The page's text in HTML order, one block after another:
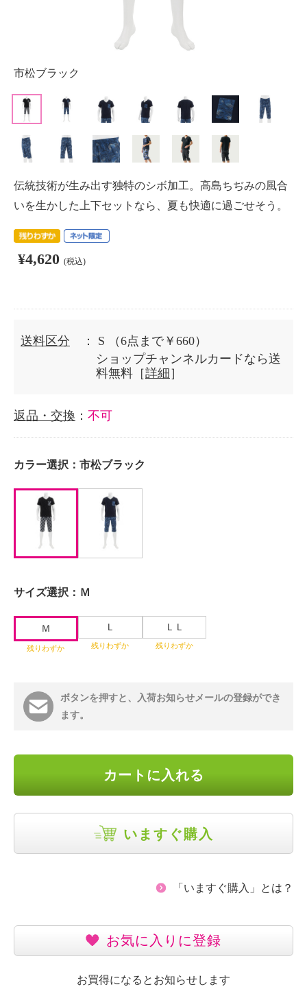
市松ブラック
伝統技術が生み出す独特のシボ加工。高島ちぢみの風合
いを生かした上下セットなら、夏も快適に過ごせそう。
¥4,620 (税込)
送料区分 ： S
（6点まで￥660）
ショップチャンネルカードなら送
料無料［詳細 ］
返品・交換 ： 不可
カラー選択： 市松ブラック
サイズ選択： Ｍ
Ｍ
残りわずか
Ｌ
残りわずか
ＬＬ
残りわずか
ボタンを押すと、入荷お知らせメールの登録ができ
ます。
カートに入れる
いますぐ購入
「いますぐ購入」とは？
お気に入りに登録
お買得になるとお知らせします